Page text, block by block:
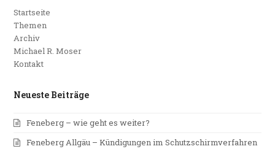
Startseite
Themen
Archiv
Michael R. Moser
Kontakt
Neueste Beiträge
Feneberg – wie geht es weiter?
Feneberg Allgäu – Kündigungen im Schutzschirmverfahren